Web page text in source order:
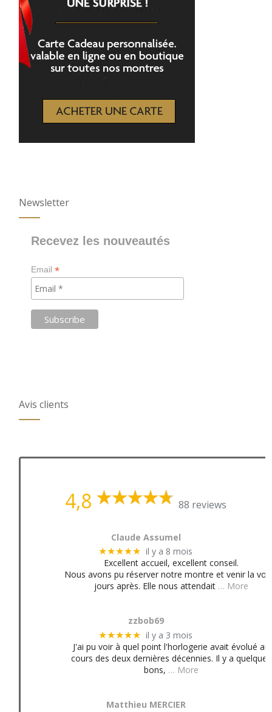
Newsletter
Recevez les nouveautés
Email*
Avis clients
4,8 88 reviews
Claude Assumel
★★★★★ il y a 8 mois
Excellent accueil, excellent conseil.
Nous avons pu réserver notre montre et venir la
jours après. Elle nous attendait … More
zzbob69
★★★★★ il y a 3 mois
J'ai pu voir à quel point l'horlogerie avait évolué au
cours des deux dernières décennies. Il y a quelques
bons, … More
Matthieu MERCIER